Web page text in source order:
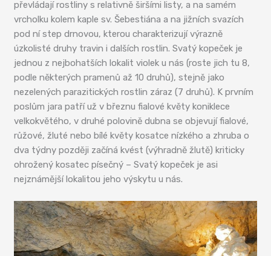
převládají rostliny s relativně širšími listy, a na samém
vrcholku kolem kaple sv. Šebestiána a na jižních svazích
pod ní step drnovou, kterou charakterizují výrazně
úzkolisté druhy travin i dalších rostlin. Svatý kopeček je
jednou z nejbohatších lokalit violek u nás (roste jich tu 8,
podle některých pramenů až 10 druhů), stejně jako
nezelených parazitických rostlin záraz (7 druhů). K prvním
poslům jara patří už v březnu fialové květy koniklece
velkokvětého, v druhé polovině dubna se objevují fialové,
růžové, žluté nebo bílé květy kosatce nízkého a zhruba o
dva týdny později začíná kvést (výhradně žlutě) kriticky
ohrožený kosatec písečný – Svatý kopeček je asi
nejznámější lokalitou jeho výskytu u nás.